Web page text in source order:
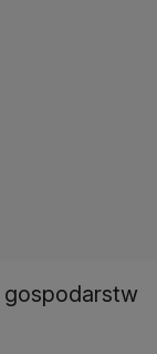
gospodarstw